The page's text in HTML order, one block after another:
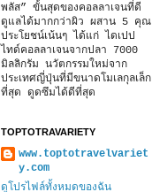
พลัส” ขั้นสุดของคอลลาเจนที่ดี
ดูแลได้มากกว่าผิว ผสาน 5 คุณ
ประโยชน์เน้นๆ ได้แก่ ไดเปป
ไทด์คอลลาเจนจากปลา 7000
มิลลิกรัม นวัตกรรมใหม่จาก
ประเทศญี่ปุ่นที่มีขนาดโมเลกุลเล็ก
ที่สุด ดูดซึมได้ดีที่สุด
TOPTOTRAVARIETY
www.toptotravelvariet
y.com
ดูโปรไฟล์ทั้งหมดของฉัน